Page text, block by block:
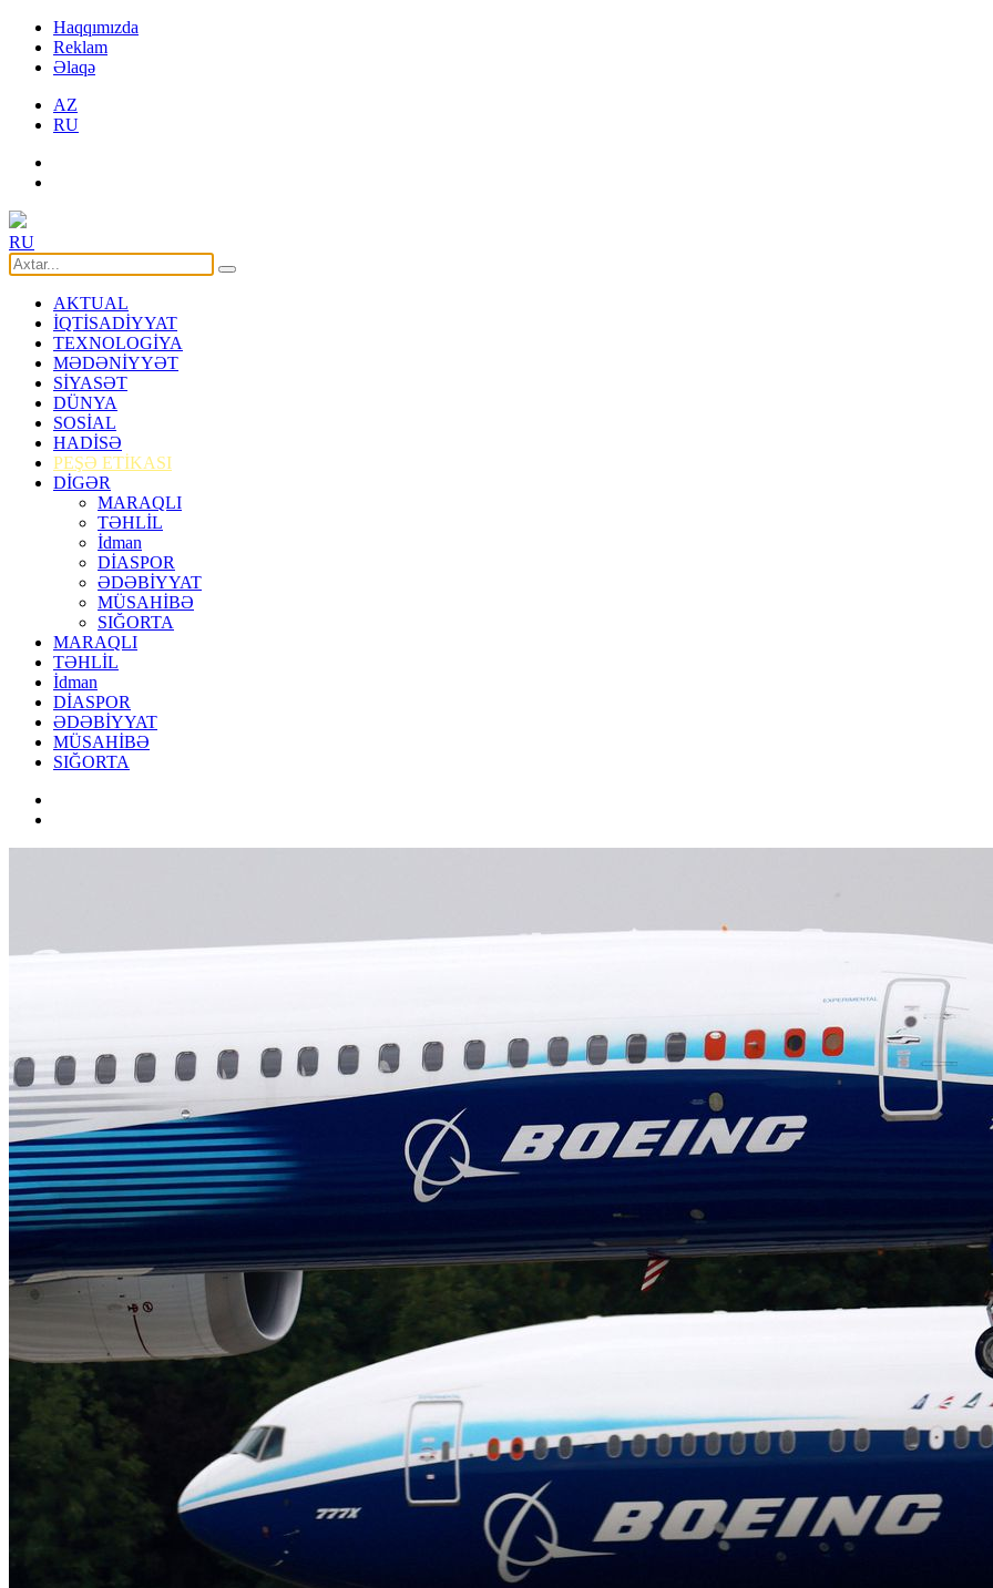
Haqqımızda
Reklam
Əlaqə
AZ
RU
RU
AKTUAL
İQTİSADİYYAT
TEXNOLOGİYA
MƏDƏNİYYƏT
SİYASƏT
DÜNYA
SOSİAL
HADİSƏ
PEŞƏ ETİKASI
DİGƏR
MARAQLI
TƏHLİL
İdman
DİASPOR
ƏDƏBİYYAT
MÜSAHİBƏ
SIĞORTA
MARAQLI
TƏHLİL
İdman
DİASPOR
ƏDƏBİYYAT
MÜSAHİBƏ
SIĞORTA